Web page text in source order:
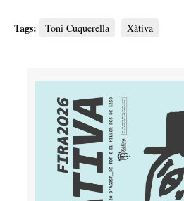
Tags: Toni Cuquerella Xàtiva